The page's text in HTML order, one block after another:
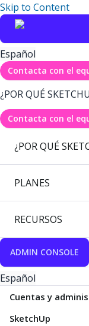
Skip to Content
Español
Contacta con el
¿POR QUÉ
Contacta con el
¿POR QUÉ
PLANES
RECURSOS
ADMIN CONSOLE
Español
Cuentas y
SketchUp